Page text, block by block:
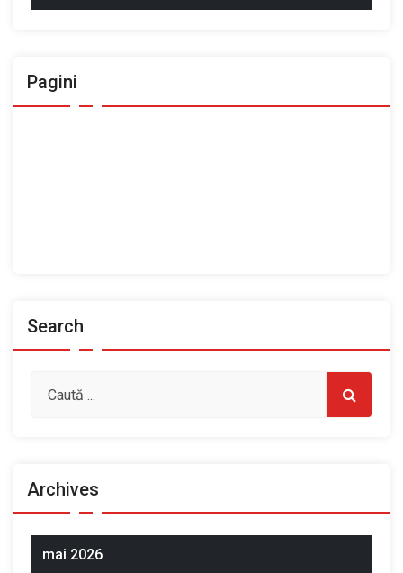
Pagini
Search
Archives
mai 2026